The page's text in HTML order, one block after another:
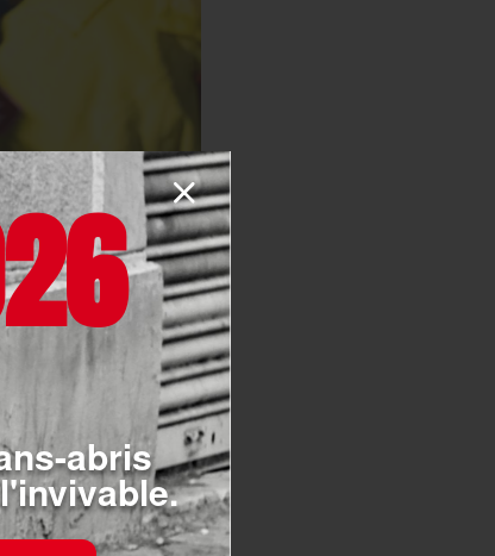
abris